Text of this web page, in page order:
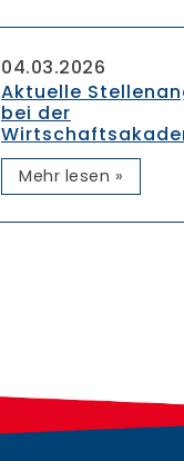
04.03.2026
Aktuelle
bei der
Mehr lesen »